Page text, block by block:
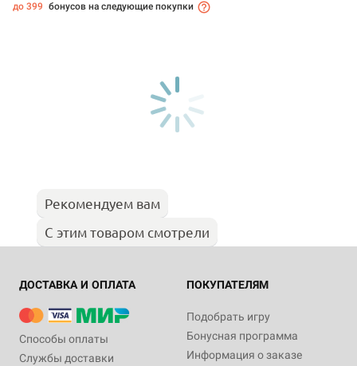
до 399 бонусов на следующие покупки
Рекомендуем вам
С этим товаром смотрели
ДОСТАВКА И ОПЛАТА
Способы оплаты
Службы доставки
ПОКУПАТЕЛЯМ
Подобрать игру
Бонусная программа
Информация о заказе